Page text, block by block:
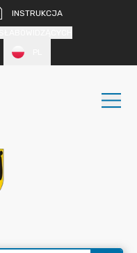
INSTRUKCJA